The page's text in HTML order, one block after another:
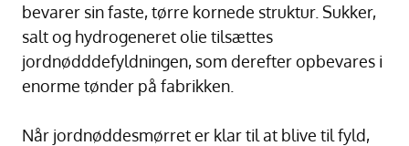
bevarer sin faste, tørre kornede struktur. Sukker,
salt og hydrogeneret olie tilsættes
jordnødddefyldningen, som derefter opbevares i
enorme tønder på fabrikken.
Når jordnøddesmørret er klar til at blive til fyld,